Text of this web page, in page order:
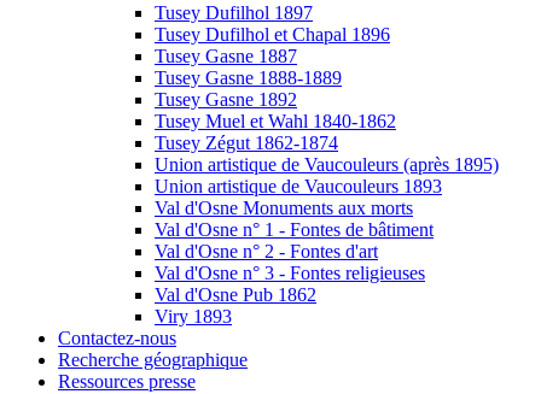
Tusey Dufilhol 1897
Tusey Dufilhol et Chapal 1896
Tusey Gasne 1887
Tusey Gasne 1888-1889
Tusey Gasne 1892
Tusey Muel et Wahl 1840-1862
Tusey Zégut 1862-1874
Union artistique de Vaucouleurs (après 1895)
Union artistique de Vaucouleurs 1893
Val d'Osne Monuments aux morts
Val d'Osne n° 1 - Fontes de bâtiment
Val d'Osne n° 2 - Fontes d'art
Val d'Osne n° 3 - Fontes religieuses
Val d'Osne Pub 1862
Viry 1893
Contactez-nous
Recherche géographique
Ressources presse